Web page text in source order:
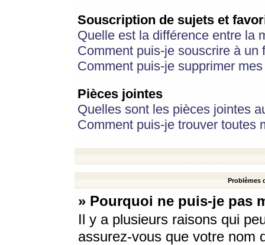
Souscription de sujets et
Quelle est la différence entre la
Comment puis-je souscrire à
Comment puis-je supprimer
Pièces jointes
Quelles sont les pièces jointes
Comment puis-je trouver toutes
Problèmes
» Pourquoi ne puis-je pas
Il y a plusieurs raisons qui
assurez-vous que votre nom